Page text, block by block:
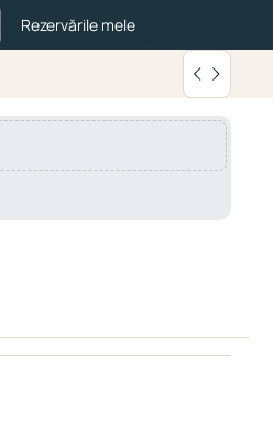
Rezervările mele